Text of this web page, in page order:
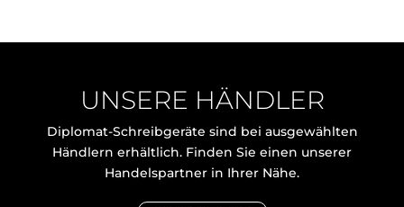
UNSERE HÄNDLER
Diplomat-Schreibgeräte sind bei ausgewählten
Händlern erhältlich. Finden Sie einen unserer
Handelspartner in Ihrer Nähe.